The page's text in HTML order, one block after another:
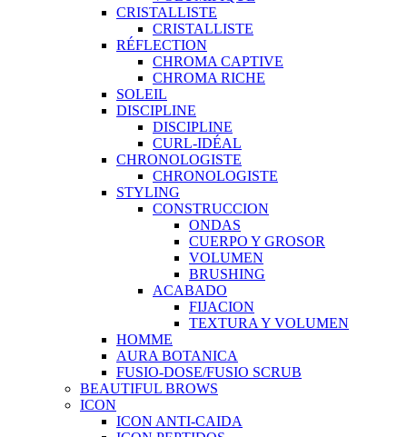
CRISTALLISTE
CRISTALLISTE
RÉFLECTION
CHROMA CAPTIVE
CHROMA RICHE
SOLEIL
DISCIPLINE
DISCIPLINE
CURL-IDÉAL
CHRONOLOGISTE
CHRONOLOGISTE
STYLING
CONSTRUCCION
ONDAS
CUERPO Y GROSOR
VOLUMEN
BRUSHING
ACABADO
FIJACION
TEXTURA Y VOLUMEN
HOMME
AURA BOTANICA
FUSIO-DOSE/FUSIO SCRUB
BEAUTIFUL BROWS
ICON
ICON ANTI-CAIDA